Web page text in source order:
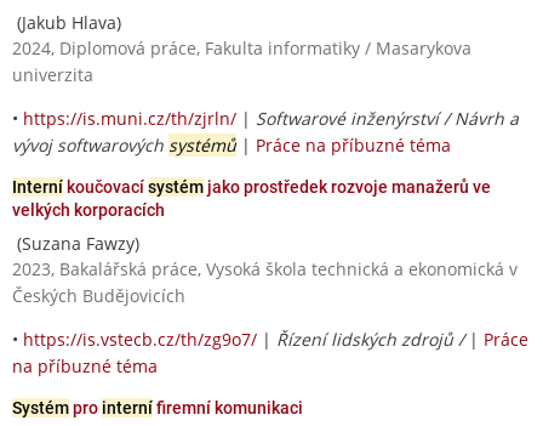
(Jakub Hlava)
2024, Diplomová práce, Fakulta informatiky / Masarykova
univerzita
• https://is.muni.cz/th/zjrln/ | Softwarové inženýrství / Návrh a
vývoj softwarových systémů| Práce na příbuzné téma
Interní koučovacísystém jako prostředek rozvoje manažerů ve
velkých korporacích
(Suzana Fawzy)
2023, Bakalářská práce, Vysoká škola technická a ekonomická v
Českých Budějovicích
• https://is.vstecb.cz/th/zg9o7/ | Řízení lidských zdrojů / | Práce
na příbuzné téma
Systémpro internífiremní komunikaci